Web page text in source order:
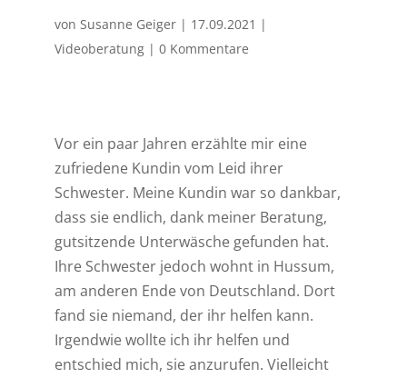
von Susanne Geiger| 17.09.2021 |
Videoberatung| 0 Kommentare
Vor ein paar Jahren erzählte mir eine
zufriedene Kundin vom Leid ihrer
Schwester. Meine Kundin war so dankbar,
dass sie endlich, dank meiner Beratung,
gutsitzende Unterwäsche gefunden hat.
Ihre Schwester jedoch wohnt in Hussum,
am anderen Ende von Deutschland. Dort
fand sie niemand, der ihr helfen kann.
Irgendwie wollte ich ihr helfen und
entschied mich, sie anzurufen. Vielleicht